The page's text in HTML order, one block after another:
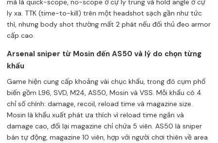
mà là quick-scope, no-scope ở cự ly trung và hold angle ở cự
ly xa. TTK (time-to-kill) trên một headshot sạch gần như tức
thì, nhưng body shot thường mất 2 phát nếu đối thủ đeo armor
cấp cao.
Arsenal sniper từ Mosin đến AS50 và lý do chọn từng
khẩu
Game hiện cung cấp khoảng vài chục khẩu, trong đó cụm phổ
biến gồm L96, SVD, M24, AS50, Mosin và VSS. Mỗi khẩu có 4
chỉ số chính: damage, recoil, reload time và magazine size.
Mosin là khẩu xuất phát ưa thích vì reload time ngắn và
damage cao, đổi lại magazine chỉ chứa 5 viên. AS50 là sniper
bán tự động, magazine 10 viên, hợp với người chơi thiên về area